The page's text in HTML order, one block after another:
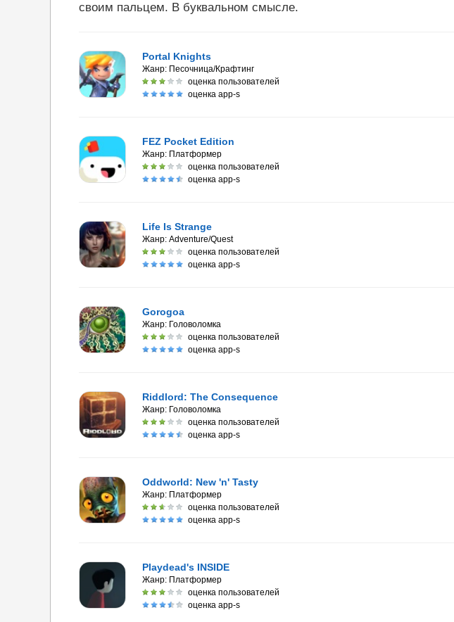
своим пальцем. В буквальном смысле.
Portal Knights
Жанр: Песочница/Крафтинг
оценка пользователей
оценка app-s
FEZ Pocket Edition
Жанр: Платформер
оценка пользователей
оценка app-s
Life Is Strange
Жанр: Adventure/Quest
оценка пользователей
оценка app-s
Gorogoa
Жанр: Головоломка
оценка пользователей
оценка app-s
Riddlord: The Consequence
Жанр: Головоломка
оценка пользователей
оценка app-s
Oddworld: New 'n' Tasty
Жанр: Платформер
оценка пользователей
оценка app-s
Playdead's INSIDE
Жанр: Платформер
оценка пользователей
оценка app-s